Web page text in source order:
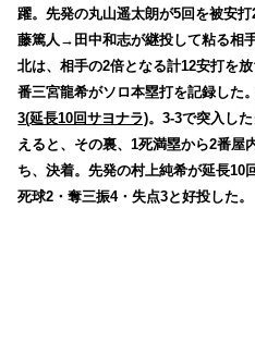
躍。先発の丸山遥太朗が5回を被安
藤篤人→田中和志が継投して粘る相
北は、相手の2倍となる計12安打を
番三宮龍希がソロ本塁打を記録した
3(延長10回サヨナラ)。3-3で突入し
えると、その裏、1死満塁から2番屋
ち、決着。先発の村上純希が延長10
死球2・奪三振4・失点3と好投した。